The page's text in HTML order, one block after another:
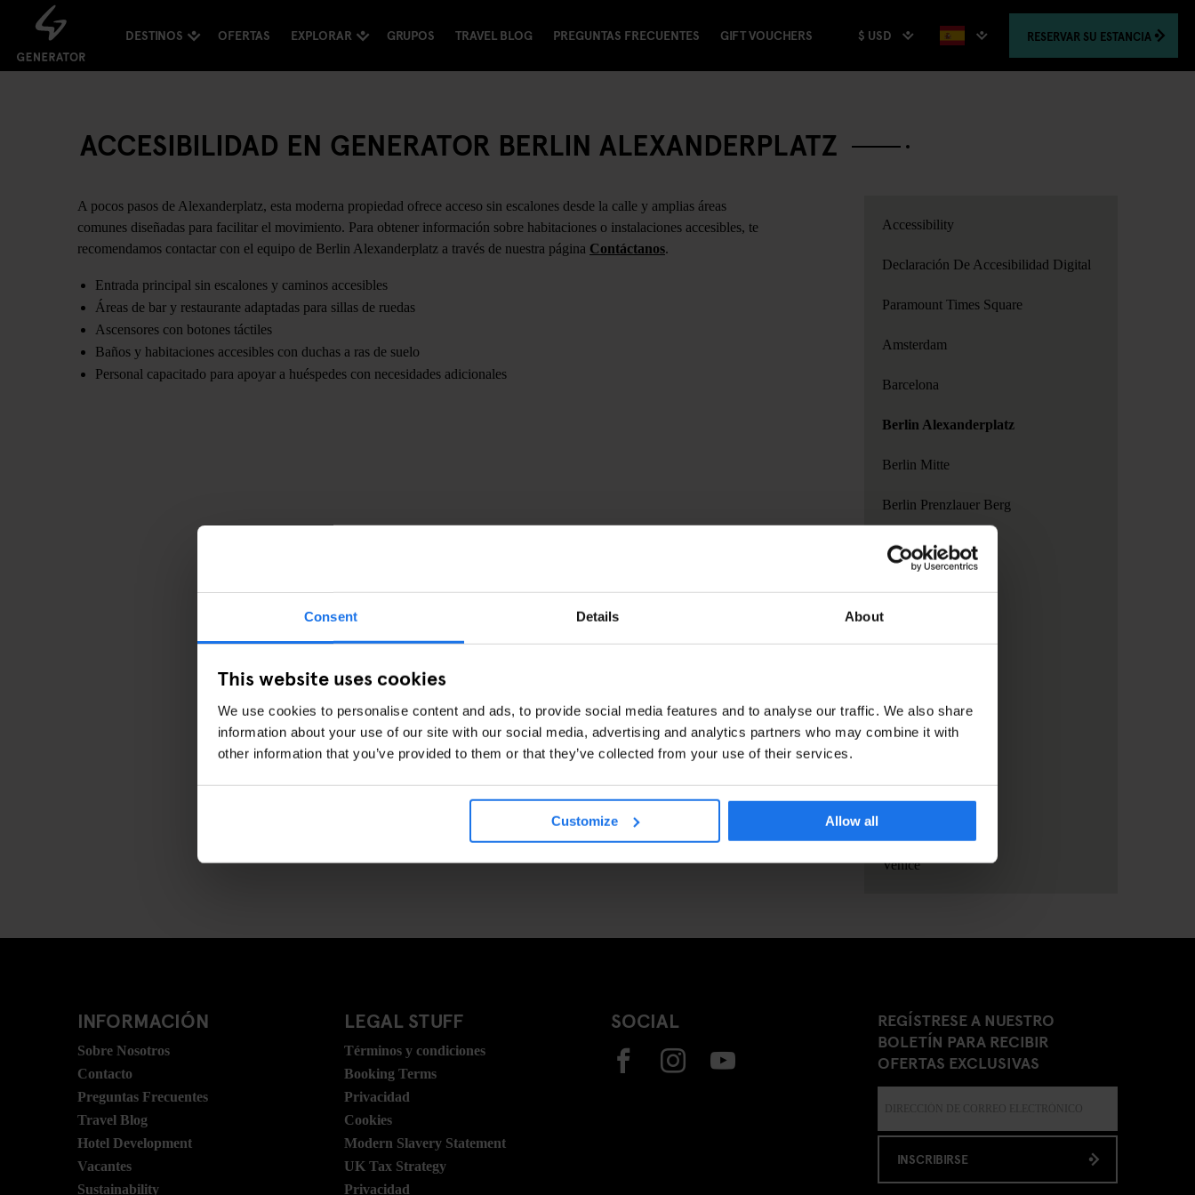
Consent Details About
This website uses cookies
We use cookies to personalise content and ads, to provide social media features and to analyse our traffic. We also share
information about your use of our site with our social media, advertising and analytics partners who may combine it with
other information that you’ve provided to them or that they’ve collected from your use of their services.
Customize Allow all
DESTINOS OFERTAS EXPLORAR GRUPOS TRAVEL BLOG PREGUNTAS FRECUENTES GIFT VOUCHERS $ USD RESERVAR SU ESTANCIA
ACCESIBILIDAD EN GENERATOR BERLIN ALEXANDERPLATZ
A pocos pasos de Alexanderplatz, esta moderna propiedad ofrece acceso sin escalones desde la calle y amplias áreas
comunes diseñadas para facilitar el movimiento. Para obtener información sobre habitaciones o instalaciones accesibles, te
recomendamos contactar con el equipo de Berlin Alexanderplatz a través de nuestra página Contáctanos.
Entrada principal sin escalones y caminos accesibles
Áreas de bar y restaurante adaptadas para sillas de ruedas
Ascensores con botones táctiles
Baños y habitaciones accesibles con duchas a ras de suelo
Personal capacitado para apoyar a huéspedes con necesidades adicionales
Accessibility
Declaración De Accesibilidad Digital
Paramount Times Square
Amsterdam
Barcelona
Berlin Alexanderplatz
Berlin Mitte
Berlin Prenzlauer Berg
Copenhagen
Hamburg
Madrid
Rome
Venice
INFORMACIÓN
Sobre Nosotros
Contacto
Preguntas Frecuentes
Travel Blog
Hotel Development
Vacantes
Sustainability
LEGAL STUFF
Términos y condiciones
Booking Terms
Privacidad
Cookies
Modern Slavery Statement
UK Tax Strategy
Privacidad
SOCIAL
REGÍSTRESE A NUESTRO
BOLETÍN PARA RECIBIR
OFERTAS EXCLUSIVAS
INSCRIBIRSE